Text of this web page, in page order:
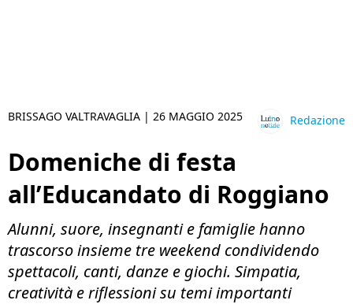
BRISSAGO VALTRAVAGLIA | 26 MAGGIO 2025 Redazione
Domeniche di festa
all’Educandato di Roggiano
Alunni, suore, insegnanti e famiglie hanno
trascorso insieme tre weekend condividendo
spettacoli, canti, danze e giochi. Simpatia,
creatività e riflessioni su temi importanti